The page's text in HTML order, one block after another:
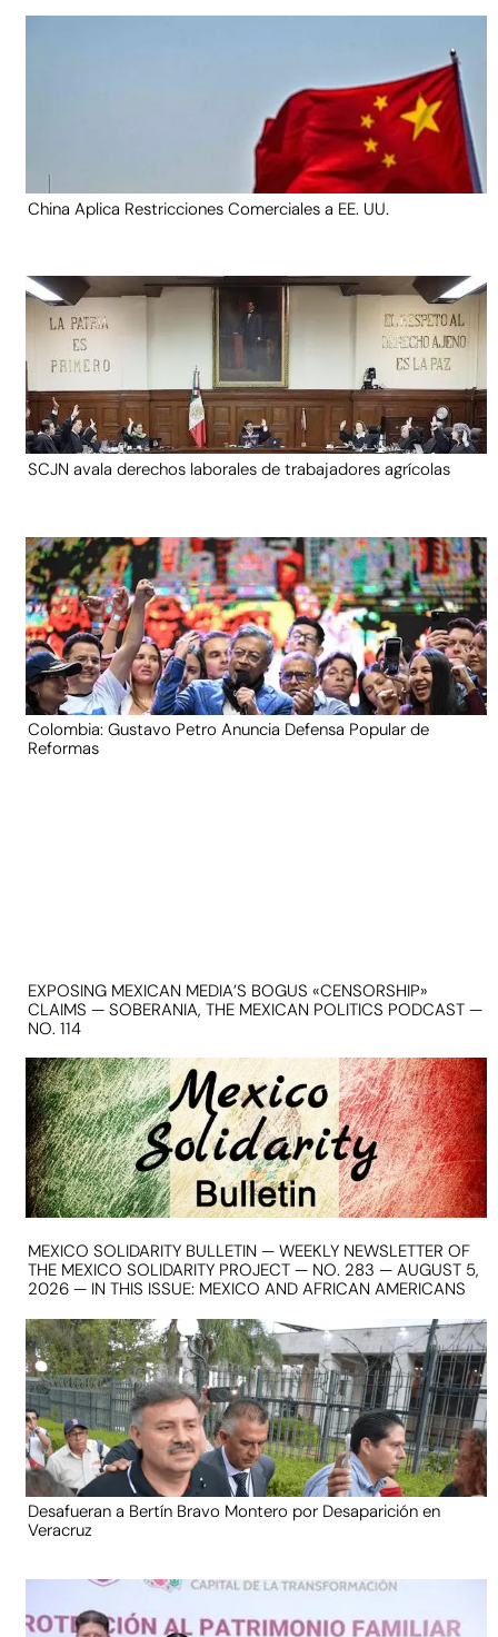
China Aplica Restricciones Comerciales a EE. UU.
SCJN avala derechos laborales de trabajadores agrícolas
Colombia: Gustavo Petro Anuncia Defensa Popular de
Reformas
EXPOSING MEXICAN MEDIA’S BOGUS «CENSORSHIP»
CLAIMS — SOBERANIA, THE MEXICAN POLITICS PODCAST —
NO. 114
MEXICO SOLIDARITY BULLETIN — WEEKLY NEWSLETTER OF
THE MEXICO SOLIDARITY PROJECT — NO. 283 — AUGUST 5,
2026 — IN THIS ISSUE: MEXICO AND AFRICAN AMERICANS
Desafueran a Bertín Bravo Montero por Desaparición en
Veracruz